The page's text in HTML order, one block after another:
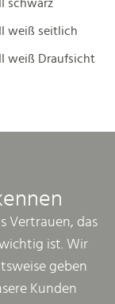
schwarz
weiß seitlich
weiß Draufsicht
Vertrauen, das
ist. Wir
geben
Kunden